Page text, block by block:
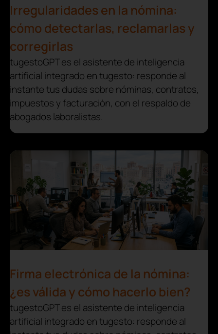
Irregularidades en la nómina:
cómo detectarlas, reclamarlas y
corregirlas
tugestoGPT es el asistente de inteligencia
artificial integrado en tugesto: responde al
instante tus dudas sobre nóminas, contratos,
impuestos y facturación, con el respaldo de
abogados laboralistas.
Firma electrónica de la nómina:
¿es válida y cómo hacerlo bien?
tugestoGPT es el asistente de inteligencia
artificial integrado en tugesto: responde al